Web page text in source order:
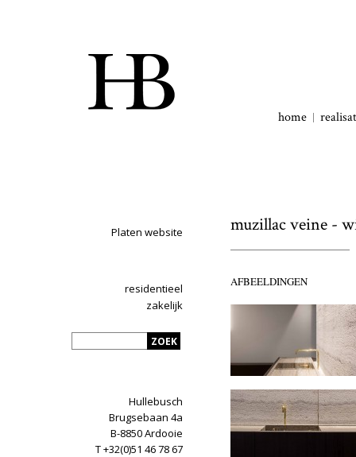
home
Platen website
residentieel
zakelijk
Hullebusch
Brugsebaan 4a
B-8850 Ardooie
T +32(0)51 46 78 67
muzillac veine -
AFBEELDINGEN